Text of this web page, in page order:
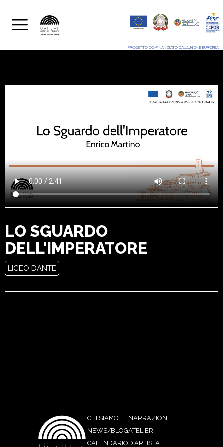
PROGETTO CO-FINANZIATO DALL'UNIONE EUROPEA
LO SGUARDO
DELL'IMPERATORE
LICEO DANTE
CHI SIAMO
NEWS/BLOG
CALENDARIO
NARRAZIONI
ATELIER
D'ARTISTA